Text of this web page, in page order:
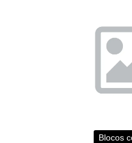
Blocos